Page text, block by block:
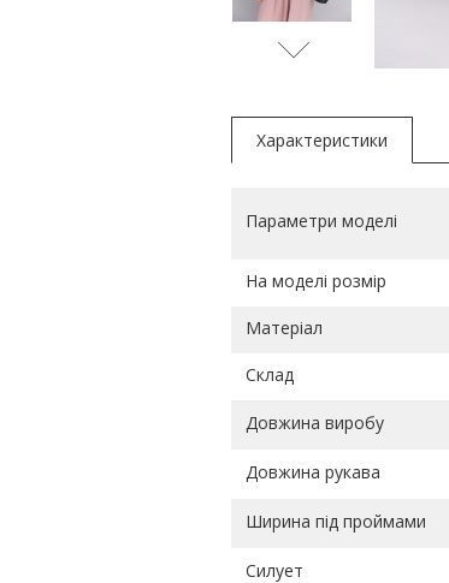
Характеристики
Параметри моделі
На моделі розмір
Матеріал
Склад
Довжина виробу
Довжина рукава
Ширина під проймами
Силует